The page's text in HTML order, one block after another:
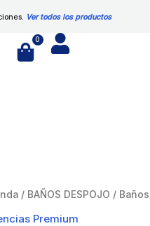
Ver todos los productos
0
Cart
/ BAÑOS DESPOJO /
Premium